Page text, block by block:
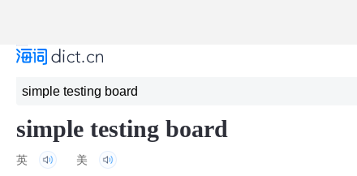
simple testing board
英 美